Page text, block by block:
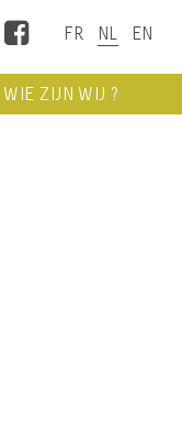
Facebook
WIE ZIJN WIJ ?